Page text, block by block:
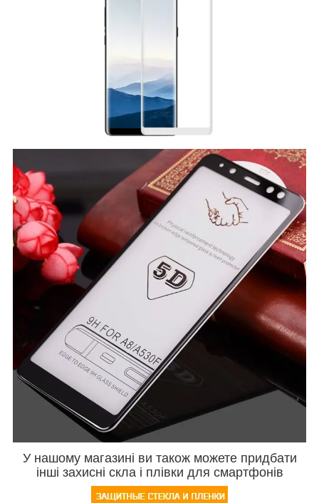
У нашому магазині ви також можете придбати
інші захисні скла і плівки для смартфонів